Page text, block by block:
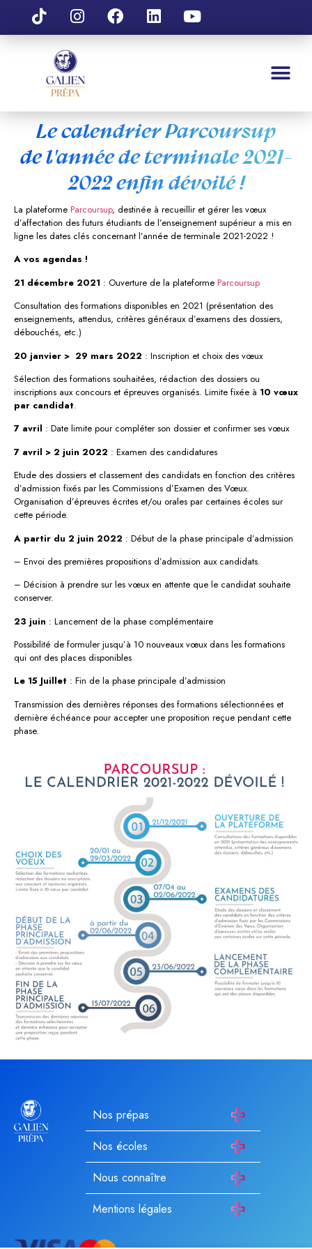
Le calendrier Parcoursup
de l'année de terminale 2021-
2022 enfin dévoilé !
La plateforme Parcoursup, destinée à recueillir et gérer les vœux
d’affectation des futurs étudiants de l’enseignement supérieur a mis en
ligne les dates clés concernant l’année de terminale 2021-2022 !
A vos agendas !
21 décembre 2021 : Ouverture de la plateforme Parcoursup
Consultation des formations disponibles en 2021 (présentation des
enseignements, attendus, critères généraux d’examens des dossiers,
débouchés, etc.)
20 janvier > 29 mars 2022 : Inscription et choix des vœux
Sélection des formations souhaitées, rédaction des dossiers ou
inscriptions aux concours et épreuves organisés. Limite fixée à 10 vœux
par candidat.
7 avril : Date limite pour compléter son dossier et confirmer ses vœux
7 avril > 2 juin 2022 : Examen des candidatures
Etude des dossiers et classement des candidats en fonction des critères
d’admission fixés par les Commissions d’Examen des Vœux.
Organisation d’épreuves écrites et/ou orales par certaines écoles sur
cette période.
A partir du 2 juin 2022 : Début de la phase principale d’admission
– Envoi des premières propositions d’admission aux candidats.
– Décision à prendre sur les vœux en attente que le candidat souhaite
conserver.
23 juin : Lancement de la phase complémentaire
Possibilité de formuler jusqu’à 10 nouveaux vœux dans les formations
qui ont des places disponibles
Le 15 Juillet : Fin de la phase principale d’admission
Transmission des dernières réponses des formations sélectionnées et
dernière échéance pour accepter une proposition reçue pendant cette
phase.
Nos prépas
Nos écoles
Nous connaître
Mentions légales